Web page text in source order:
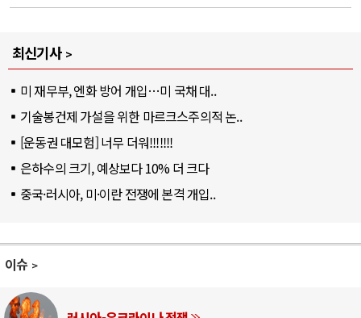
최신기사
미 재무부, 엔화 방어 개입…미 국채 대..
기술봉건제 가설을 위한 마르크스주의적 논..
[운동권 대모험] 너무 더워!!!!!!!
은하수의 크기, 예상보다 10% 더 크다
중국·러시아, 미·이란 전쟁에 본격 개입..
이슈